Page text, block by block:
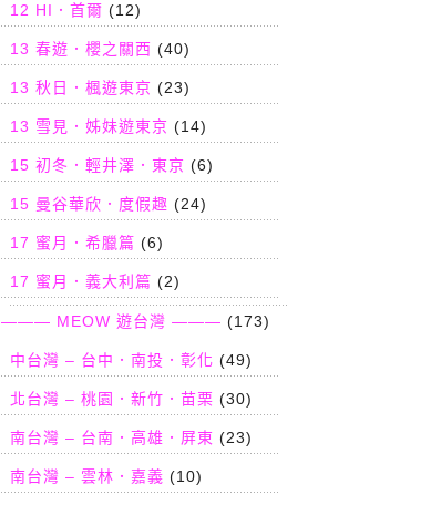
12 HI．首爾 (12)
13 春遊．櫻之關西 (40)
13 秋日．楓遊東京 (23)
13 雪見．姊妹遊東京 (14)
15 初冬．輕井澤．東京 (6)
15 曼谷華欣．度假趣 (24)
17 蜜月．希臘篇 (6)
17 蜜月．義大利篇 (2)
——— MEOW 遊台灣 ——— (173)
中台灣 – 台中．南投．彰化 (49)
北台灣 – 桃園．新竹．苗栗 (30)
南台灣 – 台南．高雄．屏東 (23)
南台灣 – 雲林．嘉義 (10)